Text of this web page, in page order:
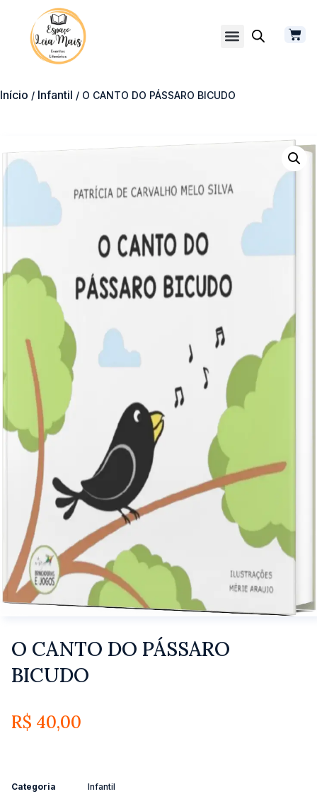
Início / Infantil / O CANTO DO PÁSSARO BICUDO
O CANTO DO PÁSSARO
BICUDO
R$ 40,00
Categoria Infantil